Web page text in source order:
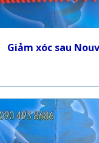
Giảm xóc sau